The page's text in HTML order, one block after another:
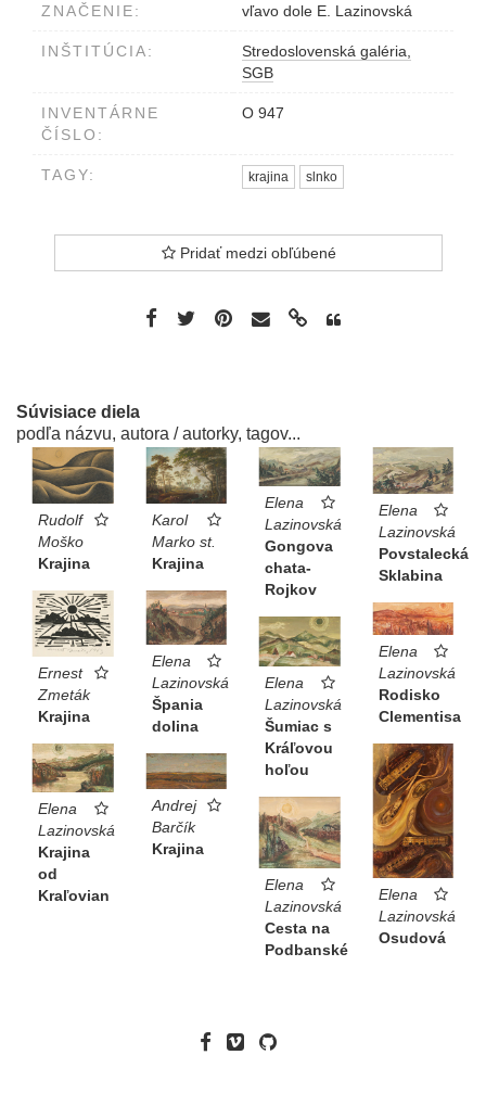
ZNAČENIE: vľavo dole E. Lazinovská
INŠTITÚCIA:
Stredoslovenská galéria,
SGB
INVENTÁRNE
ČÍSLO:
O 947
TAGY: krajina slnko
Pridať medzi obľúbené
Súvisiace diela
podľa názvu, autora / autorky, tagov...
Rudolf
Moško
Krajina
Karol
Marko st.
Krajina
Elena
Lazinovská
Gongova
chata-
Rojkov
Elena
Lazinovská
Povstalecká
Sklabina
Ernest
Zmeták
Krajina
Elena
Lazinovská
Špania
dolina
Elena
Lazinovská
Rodisko
Clementisa
Elena
Lazinovská
Šumiac s
Kráľovou
hoľou
Elena
Lazinovská
Krajina
od
Kraľovian
Elena
Lazinovská
Osudová
Andrej
Barčík
Krajina
Elena
Lazinovská
Cesta na
Podbanské